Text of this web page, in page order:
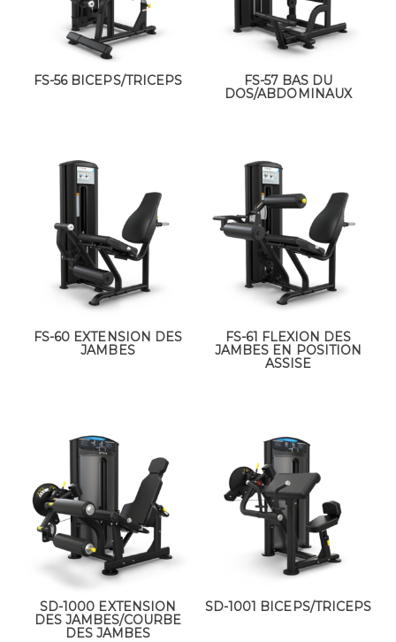
FS-56 BICEPS/TRICEPS
FS-57 BAS DU
DOS/ABDOMINAUX
FS-60 EXTENSION DES
JAMBES
FS-61 FLEXION DES
JAMBES EN POSITION
ASSISE
SD-1000 EXTENSION
DES JAMBES/COURBE
DES JAMBES
SD-1001 BICEPS/TRICEPS